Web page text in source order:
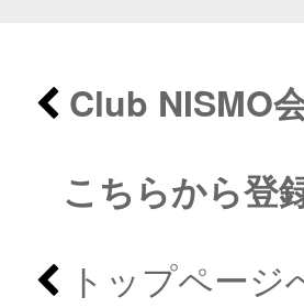
Club NISMO
こちらから登
トップページ